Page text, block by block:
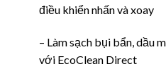
điều khiển nhấn và xoay
– Làm sạch bụi bẩn, dầu
với EcoClean Direct